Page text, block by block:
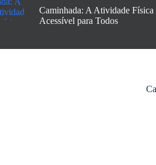
Caminhada: A Atividade Física
Acessível para Todos